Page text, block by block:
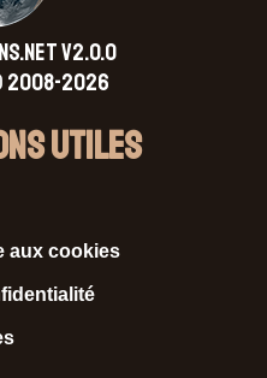
V2.0.0
2026
Utiles
aux cookies